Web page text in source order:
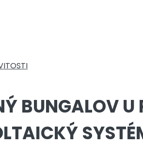
BUNGALOV U